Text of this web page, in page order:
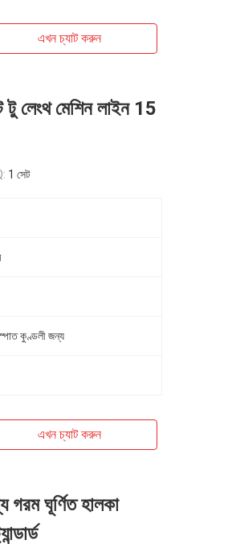
এখন চ্যাট করুন
মেশিন লাইন 15
1 সেট
কুণ্ডলী জন্য
এখন চ্যাট করুন
ঘূর্ণিত হালকা